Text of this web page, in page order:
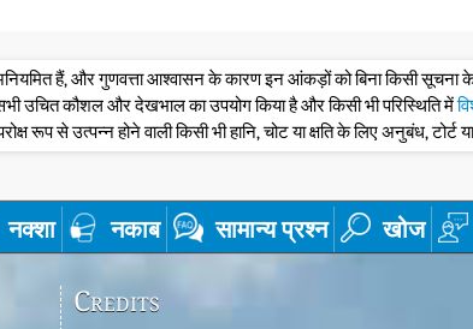
हैं, और गुणवत्ता आश्वासन के कारण इन आंकड़ों को बिना किसी सूचना
उचित कौशल और देखभाल का उपयोग किया है और किसी भी परिस्थिति में
रूप से उत्पन्न होने वाली किसी भी हानि, चोट या क्षति के लिए अनुबंध, टोर्ट
नक्शा नकाब सामान्य प्रश्न खोज
Credits